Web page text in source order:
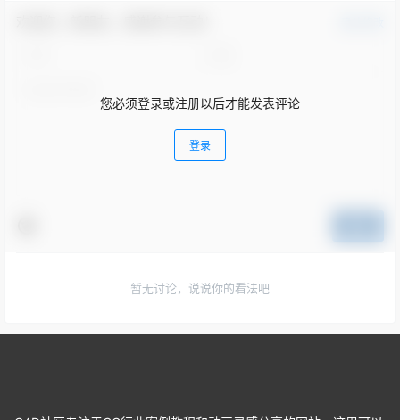
您必须登录或注册以后才能发表评论
登录
暂无讨论，说说你的看法吧